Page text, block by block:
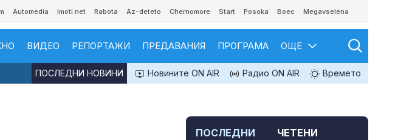
Automedia Imoti.net Rabota Az-deteto Chernomore Start Posoka Boec Megavselena
ВИДЕО РЕПОРТАЖИ ПРЕДАВАНИЯ ПРОГРАМА ОЩЕ
Новините ON AIR Радио ON AIR Времето
ПОСЛЕДНИ НОВИНИ
ПОСЛЕДНИ ЧЕТЕНИ